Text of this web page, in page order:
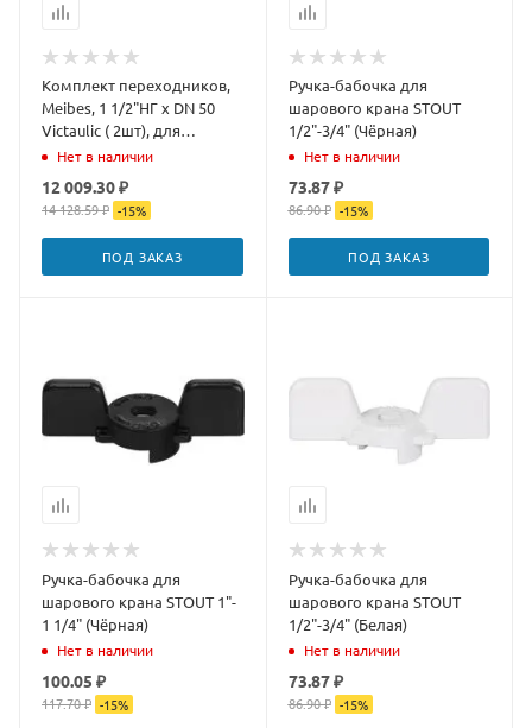
Комплект переходников,
Meibes, 1 1/2"НГ x DN 50
Victaulic ( 2шт), для
монтажа насосных групп
Нет в наличии
12 009.30 ₽
14 128.59 ₽ -15%
ПОД ЗАКАЗ
Ручка-бабочка для
шарового крана STOUT
1/2"-3/4" (Чёрная)
Нет в наличии
73.87 ₽
86.90 ₽ -15%
ПОД ЗАКАЗ
Ручка-бабочка для
шарового крана STOUT 1"-
1 1/4" (Чёрная)
Нет в наличии
100.05 ₽
117.70 ₽ -15%
Ручка-бабочка для
шарового крана STOUT
1/2"-3/4" (Белая)
Нет в наличии
73.87 ₽
86.90 ₽ -15%